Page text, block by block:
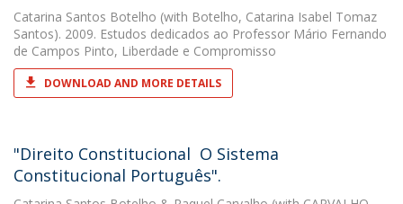
Catarina Santos Botelho (with Botelho, Catarina Isabel Tomaz
Santos). 2009. Estudos dedicados ao Professor Mário Fernando
de Campos Pinto, Liberdade e Compromisso
DOWNLOAD AND MORE DETAILS
"Direito Constitucional  O Sistema
Constitucional Português".